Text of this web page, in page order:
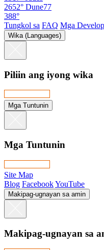
2652° Dune77
388°
Tungkol sa FAQ Mga
Wika (Languages)
Piliin ang iyong wika
Mga Tuntunin
Mga Tuntunin
Site Map
Blog FacebookYouTube
Makipag-ugnayan sa amin
Makipag-ugnayan sa